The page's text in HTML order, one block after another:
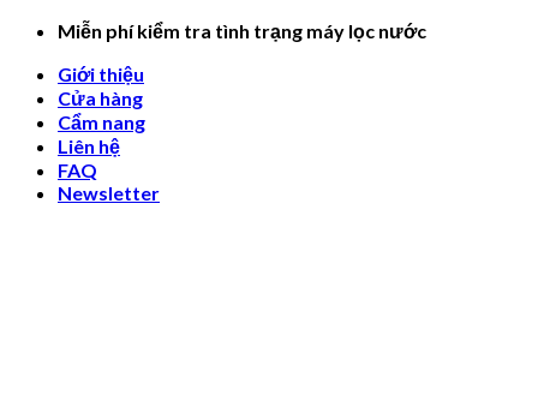
Skip
content
Miễn phí kiểm tra tình trạng máy lọc nước
Giới thiệu
Cửa hàng
Cẩm nang
Liên hệ
FAQ
Newsletter